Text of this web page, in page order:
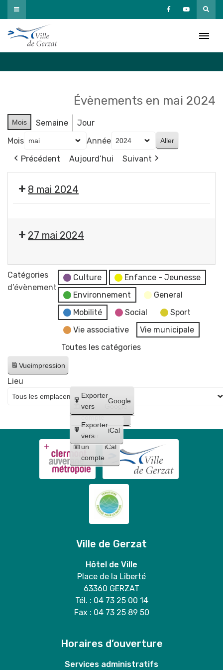
Passer
au
contenu
Évènements en mai 2024
Mois Semaine
Jour
Mois
Année
Précédent
Aujourd’hui Suivant
8 mai 2024
commémorative
de
la
Victoire
du
27 mai 2024
Réunion
du
juin
Catégories
d’évènement
Culture
Enfance - Jeunesse
Environnement
General
Mobilité
Social
Sport
Vie associative
Vie municipale
Toutes les catégories
Vueimpression
Créer
un
compte
Google
Créer
un
compte
iCal
Exporter
vers
Google
Exporter
vers
iCal
Lieu
Ville de Gerzat
Hôtel de Ville
Place de la Liberté
63360 GERZAT
Tél. : 04 73 25 00 14
Fax : 04 73 25 89 50
Horaires d’ouverture
Services administratifs